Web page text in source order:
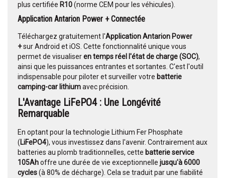
plus certifiée R10(norme CEM pour les véhicules).
Application Antarion Power + Connectée
Téléchargez gratuitement l'Application Antarion Power
+sur Android et iOS. Cette fonctionnalité unique vous
permet de visualiseren temps réel l'état de charge (SOC),
ainsi que les puissances entrantes et sortantes. C'est l'outil
indispensable pour piloter et surveiller votre batterie
camping-car lithiumavec précision.
L'Avantage LiFePO4 : Une Longévité
Remarquable
En optant pour la technologie Lithium Fer Phosphate
(LiFePO4), vous investissez dans l'avenir. Contrairement aux
batteries au plomb traditionnelles, cette batterie service
105Ahoffre une durée de vie exceptionnelle jusqu'à 6000
cycles(à 80% de décharge). Cela se traduit par une fiabilité